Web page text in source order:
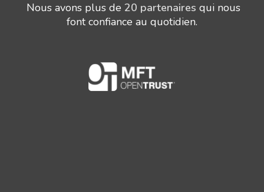
Nous avons plus de 20 partenaires qui nous
font confiance au quotidien.